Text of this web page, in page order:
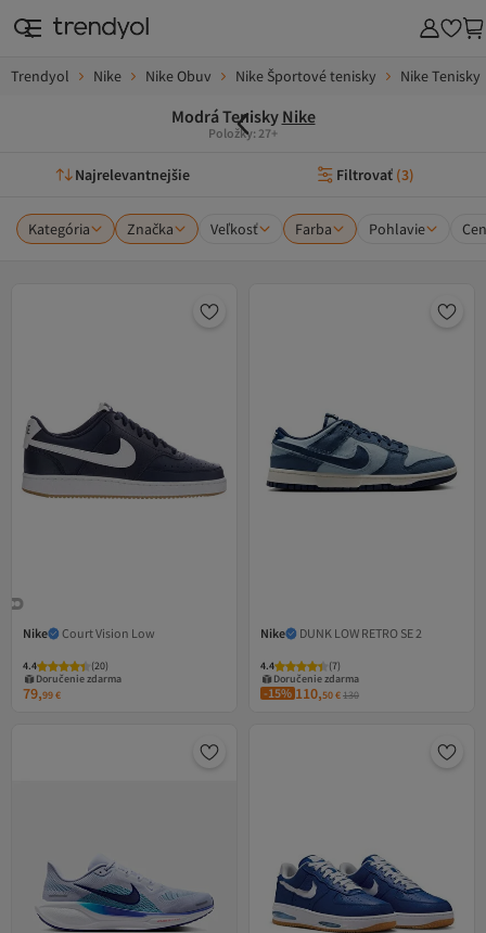
Trendyol Nike Nike Obuv Nike Športové tenisky Nike Tenisky
Modrá Tenisky Nike
Položky: 27+
Najrelevantnejšie Filtrovať (3)
Kategória Značka Veľkosť Farba Pohlavie
Nike Court Vision Low
4.4 (20)
Doručenie zdarma
79,99€
Nike DUNK LOW RETRO SE 2
4.4 (7)
Doručenie zdarma
-15% 110,50€130